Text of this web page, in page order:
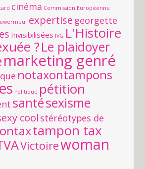
cinéma Commission Européenne
expertise georgette
Invisibilisées IVG L'Histoire
?Le plaidoyer
marketing genré
notaxontampons
Politique pétition
santésexisme
cool stéréotypes de
tampon tax
Victoirewoman